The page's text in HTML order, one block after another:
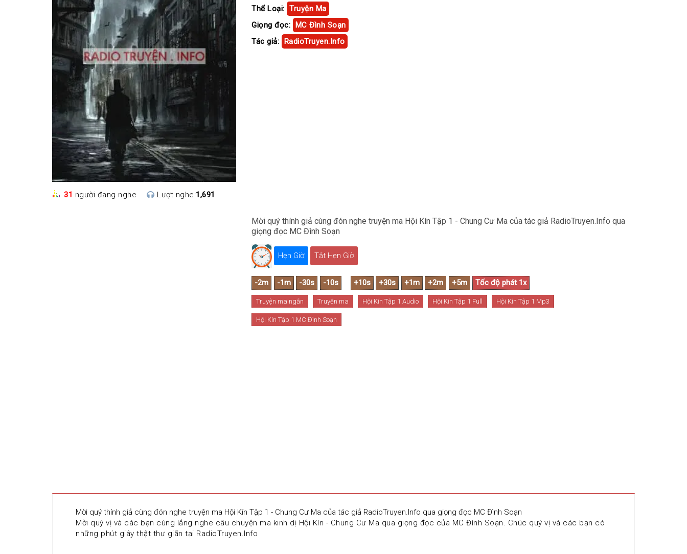
31 người đang nghe Lượt nghe:1,691
Thể Loại: Truyện Ma
Giọng đọc: MC Đình Soạn
Tác giả: RadioTruyen.Info
Mời quý thính giả cùng đón nghe truyện ma Hội Kín Tập 1 - Chung Cư Ma của tác giả RadioTruyen.Info qua
giọng đọc MC Đình Soạn
Hẹn Giờ Tắt Hẹn Giờ
Truyện ma ngắn Truyện ma Hội Kín Tập 1 Audio Hội Kín Tập 1 Full Hội Kín Tập 1 Mp3
Hội Kín Tập 1 MC Đình Soạn
Mời quý thính giả cùng đón nghe truyện ma Hội Kín Tập 1 - Chung Cư Ma của tác giả RadioTruyen.Info qua giọng đọc MC Đình Soạn
Mời quý vị và các bạn cùng lắng nghe câu chuyện ma kinh dị Hội Kín - Chung Cư Ma qua giọng đọc của MC Đình Soạn. Chúc quý vị và các bạn có
những phút giây thật thư giãn tại RadioTruyen.Info